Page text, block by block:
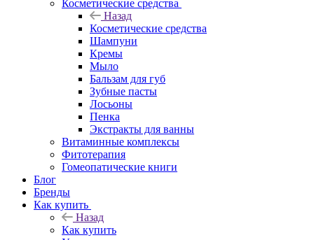
Косметические средства
Назад
Косметические средства
Шампуни
Кремы
Мыло
Бальзам для губ
Зубные пасты
Лосьоны
Пенка
Экстракты для ванны
Витаминные комплексы
Фитотерапия
Гомеопатические книги
Блог
Бренды
Как купить
Назад
Как купить